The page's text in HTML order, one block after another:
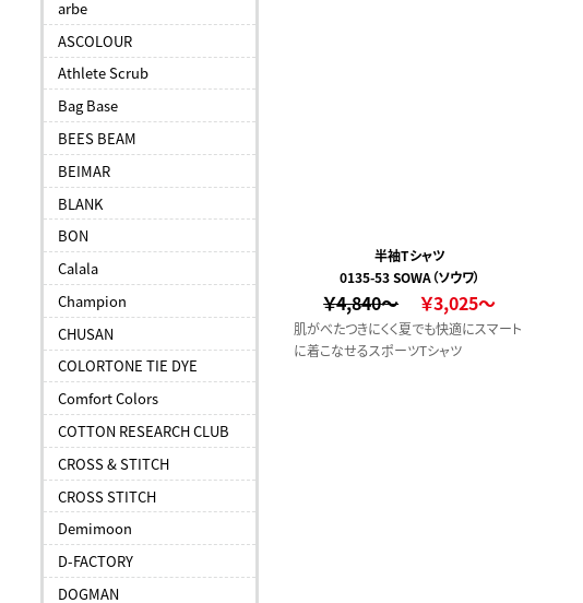
arbe
ASCOLOUR
Athlete Scrub
Bag Base
BEES BEAM
BEIMAR
BLANK
BON
Calala
Champion
CHUSAN
COLORTONE TIE DYE
Comfort Colors
COTTON RESEARCH CLUB
CROSS & STITCH
CROSS STITCH
Demimoon
D-FACTORY
DOGMAN
半袖Tシャツ
0135-53 SOWA（ソウワ）
￥4,840～ ￥3,025～
肌がべたつきにくく夏でも快適にスマート
に着こなせるスポーツTシャツ